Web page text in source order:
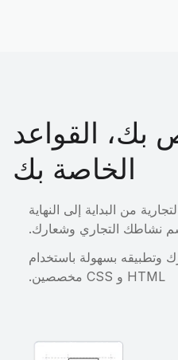
بك، القواعد
الخاصة بك
من البداية إلى النهاية
نشاطك التجاري وشعارك.
بسهولة باستخدام
HTML و CSS مخصصين.